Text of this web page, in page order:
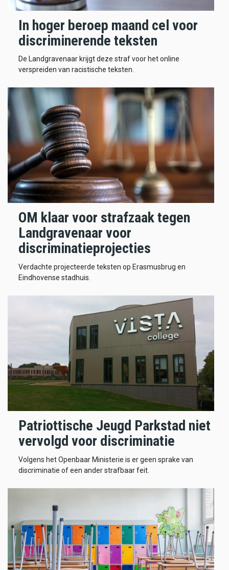
In hoger beroep maand cel voor
discriminerende teksten
De Landgravenaar krijgt deze straf voor het online
verspreiden van racistische teksten.
OM klaar voor strafzaak tegen
Landgravenaar voor
discriminatieprojecties
Verdachte projecteerde teksten op Erasmusbrug en
Eindhovense stadhuis.
Patriottische Jeugd Parkstad niet
vervolgd voor discriminatie
Volgens het Openbaar Ministerie is er geen sprake van
discriminatie of een ander strafbaar feit.